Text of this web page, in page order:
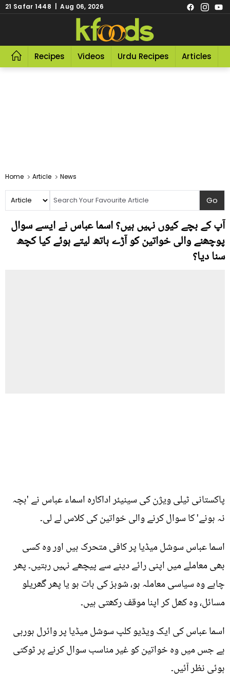
21 Safar 1448 | Aug 06, 2026
Recipes Videos Urdu Recipes Articles
Home Article News
آپ کے بچے کیوں نہیں ہیں؟ اسما عباس نے ایسے سوال
پوچھنے والی خواتین کو آڑے ہاتھ لیتے ہوئے کیا کچھ
سنا دیا؟
پاکستانی ٹیلی ویژن کی سینیئر اداکارہ اسماء عباس نے 'بچہ
نہ ہونے' کا سوال کرنے والی خواتین کی کلاس لے لی۔
اسما عباس سوشل میڈیا پر کافی متحرک ہیں اور وہ کسی
بھی معاملے میں اپنی رائے دینے سے پیچھے نہیں رہتیں۔ پھر
چاہے وہ سیاسی معاملہ ہو، شوبز کی بات ہو یا پھر گھریلو
مسائل، وہ کھل کر اپنا موقف رکھتی ہیں۔
اسما عباس کی ایک ویڈیو کلپ سوشل میڈیا پر وائرل ہورہی
ہے جس میں وہ خواتین کو غیر مناسب سوال کرنے پر ٹوکتی
ہوئی نظر آئیں۔